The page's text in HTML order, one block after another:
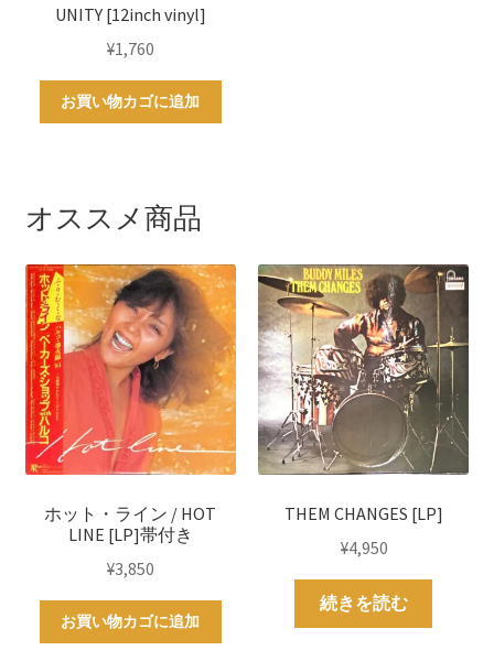
UNITY [12inch vinyl]
¥1,760
お買い物カゴに追加
オススメ商品
ホット・ライン / HOT
LINE [LP]帯付き
¥3,850
お買い物カゴに追加
THEM CHANGES [LP]
¥4,950
続きを読む